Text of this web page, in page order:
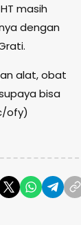
masih
dengan
alat, obat
bisa
ofy)